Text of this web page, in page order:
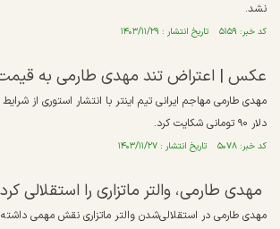
نشد.
کد خبر: ۵۱۵۹ تاریخ انتشار : ۱۴۰۳/۱۱/۲۹
عکس |‌ اعتراض تند مهدی طارمی به قیمت
مهدی طارمی مهاجم ایرانی تیم اینتر با انتشار استوری از
دلار ۹۰ تومانی شکایت کرد.
کد خبر: ۵۰۷۸ تاریخ انتشار : ۱۴۰۳/۱۱/۲۷
مهدی طارمی، والتر ماتزاری را استقلالی
مهدی طارمی در استقلالی‌شدن والتر ماتزاری نقش مهمی